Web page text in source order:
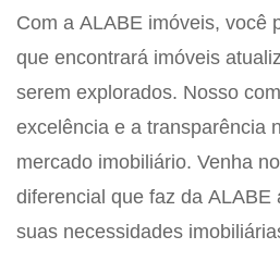
Com a ALABE imóveis, você
que encontrará imóveis
serem explorados. Nosso
excelência e a transparência
mercado imobiliário. Venha
diferencial que faz da ALABE
suas necessidades